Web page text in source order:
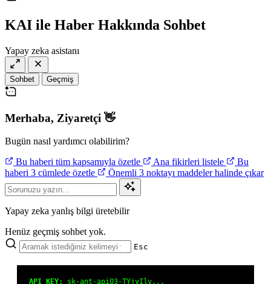
deneme
bonusu
siteler
deneme
bonusu
veren
siteler
bonusu
siteler
KAI ile Haber Hakkında Sohbet
Yapay zeka asistanı
Sohbet Geçmiş
Merhaba, Ziyaretçi 👋
Bugün nasıl yardımcı olabilirim?
Bu haberi tüm kapsamıyla özetle
Ana fikirleri listele
Bu
haberi 3 cümlede özetle
Önemli 3 noktayı maddeler halinde çıkar
Yapay zeka yanlış bilgi üretebilir
Henüz geçmiş sohbet yok.
Esc
API KEY: sk-ant-api03-TYjyIlv...